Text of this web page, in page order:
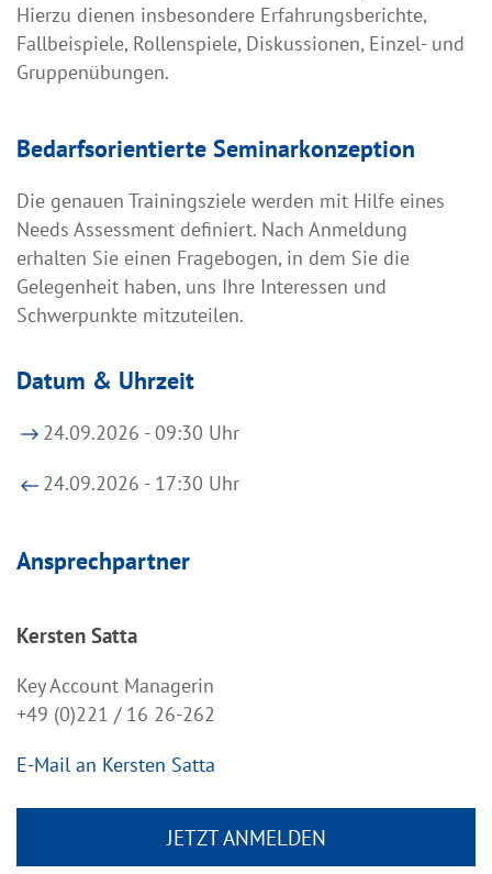
Hierzu dienen insbesondere Erfahrungsberichte,
Fallbeispiele, Rollenspiele, Diskussionen, Einzel- und
Gruppenübungen.
Bedarfsorientierte Seminarkonzeption
Die genauen Trainingsziele werden mit Hilfe eines
Needs Assessment definiert. Nach Anmeldung
erhalten Sie einen Fragebogen, in dem Sie die
Gelegenheit haben, uns Ihre Interessen und
Schwerpunkte mitzuteilen.
Datum & Uhrzeit
24.09.2026 - 09:30 Uhr
24.09.2026 - 17:30 Uhr
Ansprechpartner
Kersten Satta
Key Account Managerin
+49 (0)221 / 16 26-262
E-Mail an Kersten Satta
JETZT ANMELDEN